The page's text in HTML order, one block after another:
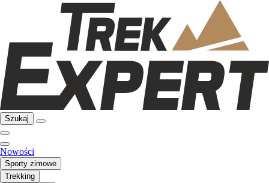
Szukaj
Nowości
Sporty zimowe
Trekking